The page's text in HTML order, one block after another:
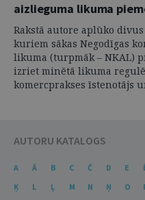
aizlieguma likuma
Rakstā autore aplūko
kuriem sākas Negodīgas
likuma (turpmāk – NKAL)
izriet minētā likuma
komercprakses īstenotājs
AUTORU KATALOGS
A Ā B C Č D E
Ķ
L Ļ M N Ņ O